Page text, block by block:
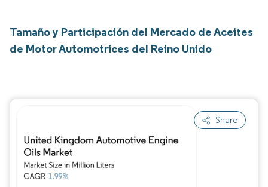
Tamaño y Participación del Mercado de Aceites
de Motor Automotrices del Reino Unido
Share